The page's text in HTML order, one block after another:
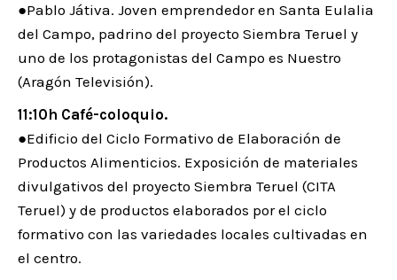
●Pablo Játiva. Joven emprendedor en Santa Eulalia
del Campo, padrino del proyecto Siembra Teruel y
uno de los protagonistas del Campo es Nuestro
(Aragón Televisión).
11:10h Café-coloquio.
●Edificio del Ciclo Formativo de Elaboración de
Productos Alimenticios. Exposición de materiales
divulgativos del proyecto Siembra Teruel (CITA
Teruel) y de productos elaborados por el ciclo
formativo con las variedades locales cultivadas en
el centro.